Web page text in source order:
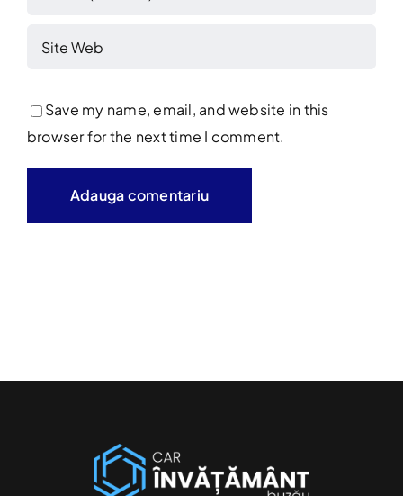
Save my name, email, and website in this
browser for the next time I comment.